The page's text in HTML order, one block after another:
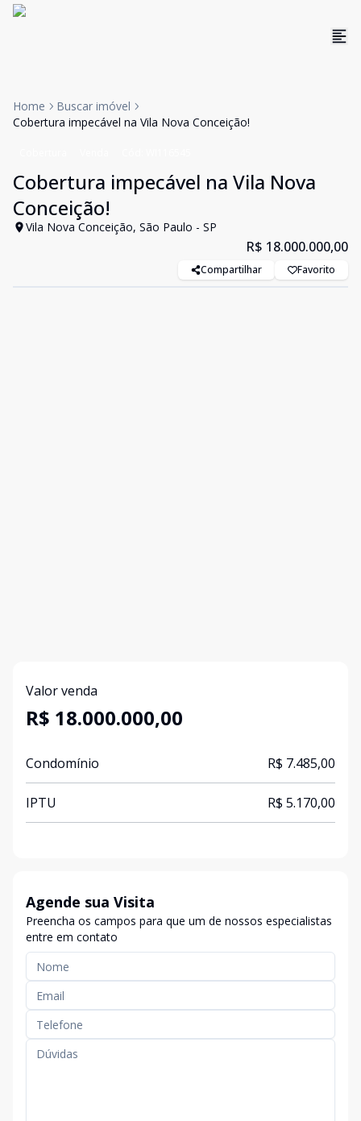
Home
Buscar imóvel
Cobertura impecável na Vila Nova Conceição!
Cobertura impecável na Vila Nova
Conceição!
Vila Nova Conceição, São Paulo - SP
R$ 18.000.000,00
Compartilhar Favorito
Valor venda
R$ 18.000.000,00
Condomínio R$ 7.485,00
IPTU R$ 5.170,00
Agende sua Visita
Preencha os campos para que um de nossos especialistas
entre em contato